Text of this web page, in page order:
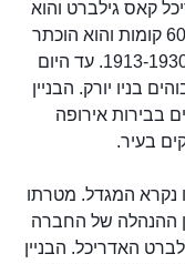
קאס גילברט והוא
מתנשא לגובה של כ-241 מטרים. בבניין 60 קומות והוא הוכתר
ל"בניין הגבוה ביותר בעולם", בין השנים 1913-1930. עד היום
20 המבנים הגבוהים בניו יורק. הבניין
בבירות אירופה
בעיר.
נקרא המגדל. מטרתו
ההנהלה של החברה
האדריכל. הבניין